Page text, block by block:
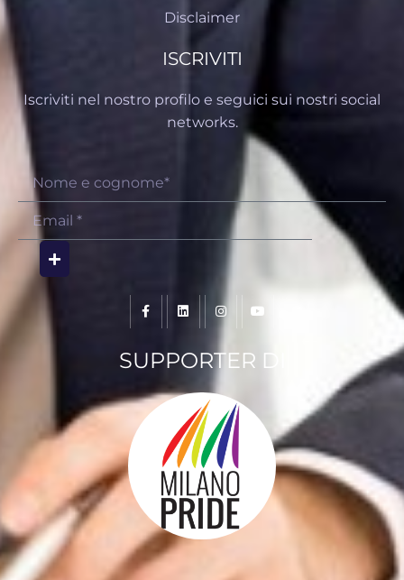
Disclaimer
ISCRIVITI
Iscriviti nel nostro profilo e seguici sui nostri social
networks.
SUPPORTER DI